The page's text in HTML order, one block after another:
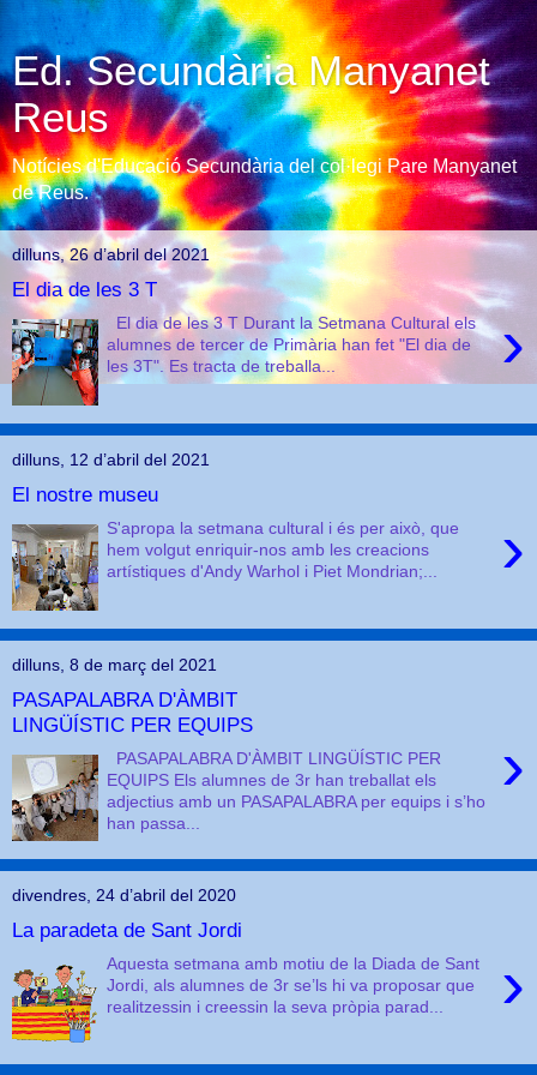
Ed. Secundària Manyanet
Reus
Notícies d'Educació Secundària del col·legi Pare Manyanet
de Reus.
dilluns, 26 d’abril del 2021
El dia de les 3 T
›
El dia de les 3 T Durant la Setmana Cultural els
alumnes de tercer de Primària han fet "El dia de
les 3T". Es tracta de treballa...
dilluns, 12 d’abril del 2021
El nostre museu
›
S'apropa la setmana cultural i és per això, que
hem volgut enriquir-nos amb les creacions
artístiques d'Andy Warhol i Piet Mondrian;...
dilluns, 8 de març del 2021
PASAPALABRA D'ÀMBIT
LINGÜÍSTIC PER EQUIPS
›
PASAPALABRA D'ÀMBIT LINGÜÍSTIC PER
EQUIPS Els alumnes de 3r han treballat els
adjectius amb un PASAPALABRA per equips i s’ho
han passa...
divendres, 24 d’abril del 2020
La paradeta de Sant Jordi
›
Aquesta setmana amb motiu de la Diada de Sant
Jordi, als alumnes de 3r se’ls hi va proposar que
realitzessin i creessin la seva pròpia parad...